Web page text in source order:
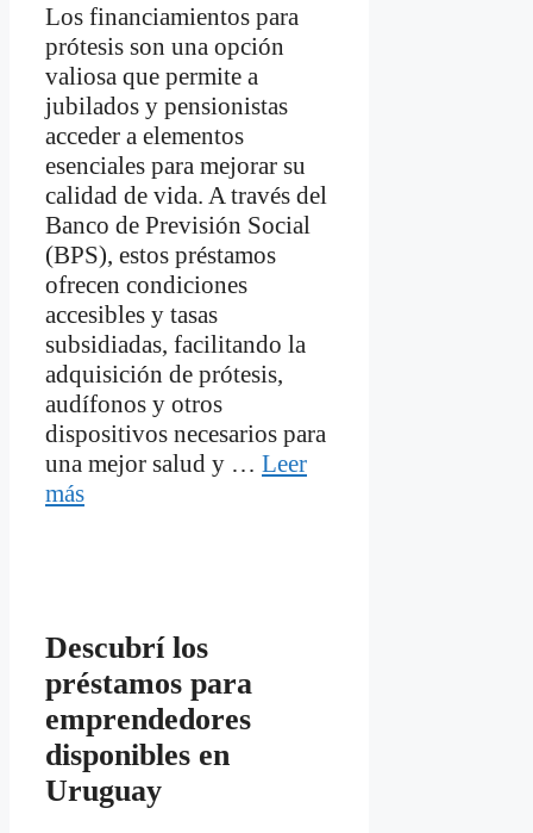
Los financiamientos para
prótesis son una opción
valiosa que permite a
jubilados y pensionistas
acceder a elementos
esenciales para mejorar su
calidad de vida. A través del
Banco de Previsión Social
(BPS), estos préstamos
ofrecen condiciones
accesibles y tasas
subsidiadas, facilitando la
adquisición de prótesis,
audífonos y otros
dispositivos necesarios para
una mejor salud y … Leer
más
Descubrí los
préstamos para
emprendedores
disponibles en
Uruguay